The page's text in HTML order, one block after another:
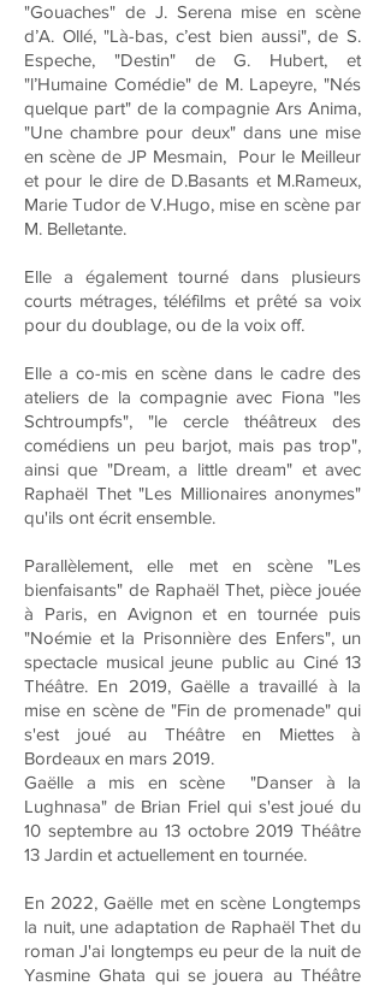
"Gouaches" de J. Serena mise en scène
d’A. Ollé, "Là-bas, c’est bien aussi", de S.
Espeche, "Destin" de G. Hubert, et
"l’Humaine Comédie" de M. Lapeyre, "Nés
quelque part" de la compagnie Ars Anima,
"Une chambre pour deux" dans une mise
en scène de JP Mesmain, Pour le Meilleur
et pour le dire de D.Basants et M.Rameux,
Marie Tudor de V.Hugo, mise en scène par
M. Belletante.
Elle a également tourné dans plusieurs
courts métrages, téléfilms et prêté sa voix
pour du doublage, ou de la voix off.
Elle a co-mis en scène dans le cadre des
ateliers de la compagnie avec Fiona "les
Schtroumpfs", "le cercle théâtreux des
comédiens un peu barjot, mais pas trop",
ainsi que "Dream, a little dream" et avec
Raphaël Thet "Les Millionaires anonymes"
qu'ils ont écrit ensemble.
Parallèlement, elle met en scène "Les
bienfaisants" de Raphaël Thet, pièce jouée
à Paris, en Avignon et en tournée puis
"Noémie et la Prisonnière des Enfers", un
spectacle musical jeune public au Ciné 13
Théâtre. En 2019, Gaëlle a travaillé à la
mise en scène de "Fin de promenade" qui
s'est joué au Théâtre en Miettes à
Bordeaux en mars 2019.
Gaëlle a mis en scène "Danser à la
Lughnasa" de Brian Friel qui s'est joué du
10 septembre au 13 octobre 2019 Théâtre
13 Jardin et actuellement en tournée.
En 2022, Gaëlle met en scène Longtemps
la nuit, une adaptation de Raphaël Thet du
roman J'ai longtemps eu peur de la nuit de
Yasmine Ghata qui se jouera au Théâtre